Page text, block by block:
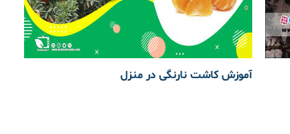
آموزش کاشت نارنگی در منزل